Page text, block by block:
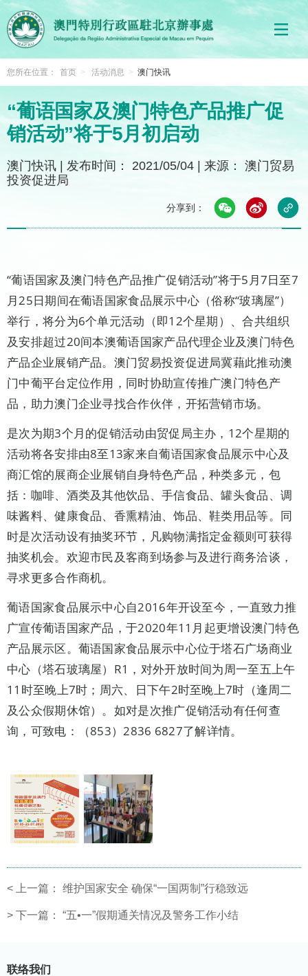
您所在位置： 首页 > 活动消息 > 澳门快讯
“葡语国家及澳门特色产品推广促
销活动”将于5月初启动
澳门快讯 | 发布时间： 2021/05/04 | 来源： 澳门贸易
投资促进局
分享到：
“葡语国家及澳门特色产品推广促销活动”将于5月7日至7
月25日期间在葡语国家食品展示中心（俗称“玻璃屋”）
举行，将分为6个单元活动（即12个星期）、合共组织
及安排超过20间本澳葡语国家产品代理企业及澳门特色
产品企业展销产品。澳门贸易投资促进局冀藉此推动澳
门中葡平台定位作用，同时协助宣传推广澳门特色产
品，助力澳门企业寻找合作伙伴，开拓营销市场。
是次为期3个月的促销活动由贸促局主办，12个星期的
活动将各安排由8至13家来自葡语国家食品展示中心及
商汇馆的展商企业展销自身特色产品，种类多元，包
括：咖啡、酒类及其他饮品、手信食品、罐头食品、调
味酱料、健康食品、香熏精油、饰品、鞋类用品等。同
时是次活动设有抽奖环节，凡购物满指定金额则可获得
抽奖机会。欢迎市民及客商到场参与及进行商务洽谈，
寻求更多合作商机。
葡语国家食品展示中心自2016年开设至今，一直致力推
广宣传葡语国家产品，于2020年11月起更增设澳门特色
产品展示区。葡语国家食品展示中心位于塔石广场商业
中心（塔石玻璃屋）R1，对外开放时间为周一至五上午
11时至晚上7时；周六、日下午2时至晚上7时（逢周二
及公众假期休馆）。如对是次推广促销活动有任何查
询，可致电：（853）2836 6827了解详情。
< 上一篇： 维护国家安全 确保“一国两制”行稳致远
> 下一篇： “五•一”假期通关情况及警务工作小结
联络我们